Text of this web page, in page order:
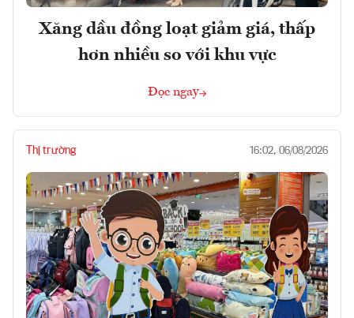
Xăng dầu đồng loạt giảm giá, thấp
hơn nhiều so với khu vực
Đọc ngay
Thị trường 16:02, 06/08/2026